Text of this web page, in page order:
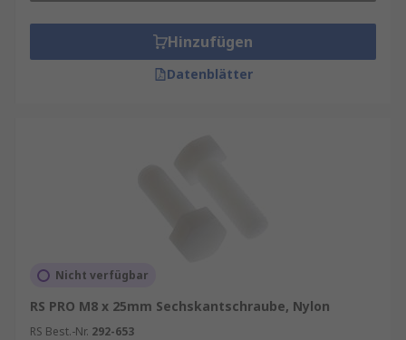
Hinzufügen
Datenblätter
Nicht verfügbar
RS PRO M8 x 25mm Sechskantschraube, Nylon
RS Best.-Nr. 292-653